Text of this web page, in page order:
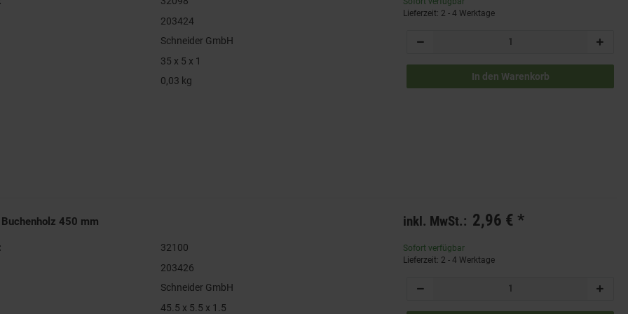
203424
Schneider GmbH
35 x 5 x 1
0,03 kg
Lieferzeit: 2 - 4 Werktage
In den Warenkorb
450 mm
32100
203426
Schneider GmbH
45.5 x 5.5 x 1.5
inkl. MwSt.: 2,96 € *
Sofort verfügbar
Lieferzeit: 2 - 4 Werktage